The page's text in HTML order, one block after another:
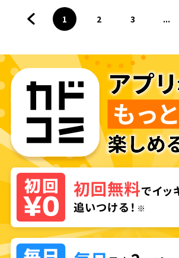
前のページへ
ページ
1
へ
2
3
...